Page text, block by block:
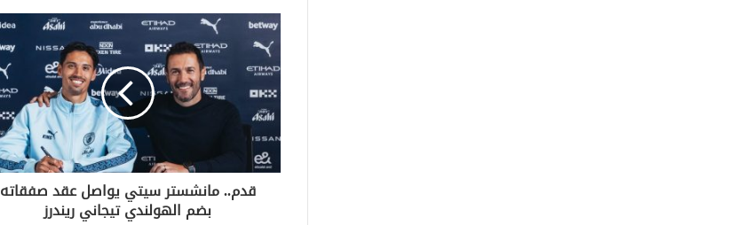
قدم.. مانشستر سيتي يواصل عقد صفقاته
بضم الهولندي تيجاني ريندرز